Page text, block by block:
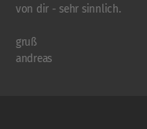
von dir - sehr sinnlich.
gruß
andreas